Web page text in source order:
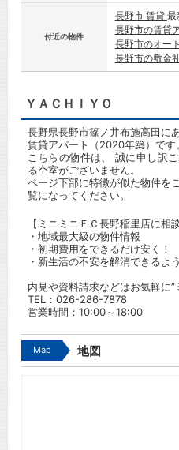
付近の物件
長野市 賃貸 最
長野市の賃貸
長野市のオー
長野市の敷金
ＹＡＣＨＩＹＯ
長野県長野市篠ノ井布施高田に
賃貸アパート（2020年築）です。
こちらの物件は、 誠に申し訳
る空室がございません。
ページ下部に特徴が似た物件を
覧になってください。
【ミニミニＦＣ長野稲里店に相
・地域最大級の物件情報
・初期費用をできるだけ安く！
・新生活の不安を解消できるよ
内見や資料請求などはお気軽に”
TEL： 026-286-7878
営業時間：10:00～18:00
Map 地図